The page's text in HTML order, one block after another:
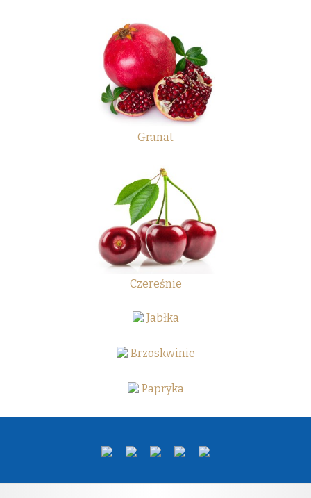
Granat
Czereśnie
Jabłka
Brzoskwinie
Papryka